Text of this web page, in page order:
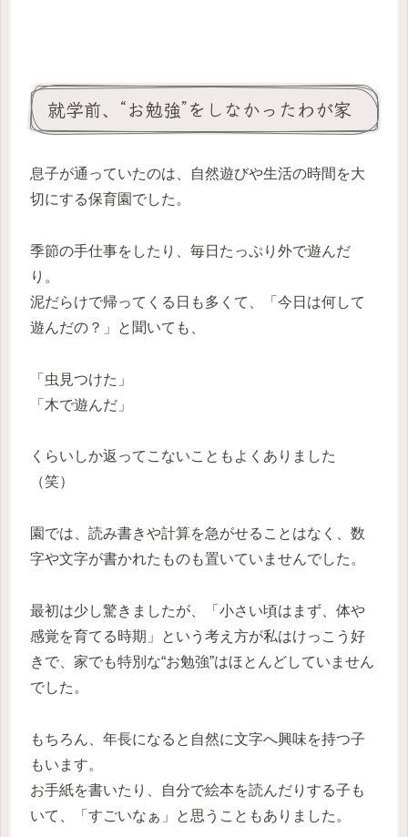
就学前、“お勉強”をしなかったわが家
息子が通っていたのは、自然遊びや生活の時間を大
切にする保育園でした。
季節の手仕事をしたり、毎日たっぷり外で遊んだ
り。
泥だらけで帰ってくる日も多くて、「今日は何して
遊んだの？」と聞いても、
「虫見つけた」
「木で遊んだ」
くらいしか返ってこないこともよくありました
（笑）
園では、読み書きや計算を急がせることはなく、数
字や文字が書かれたものも置いていませんでした。
最初は少し驚きましたが、「小さい頃はまず、体や
感覚を育てる時期」という考え方が私はけっこう好
きで、家でも特別な“お勉強”はほとんどしていません
でした。
もちろん、年長になると自然に文字へ興味を持つ子
もいます。
お手紙を書いたり、自分で絵本を読んだりする子も
いて、「すごいなぁ」と思うこともありました。